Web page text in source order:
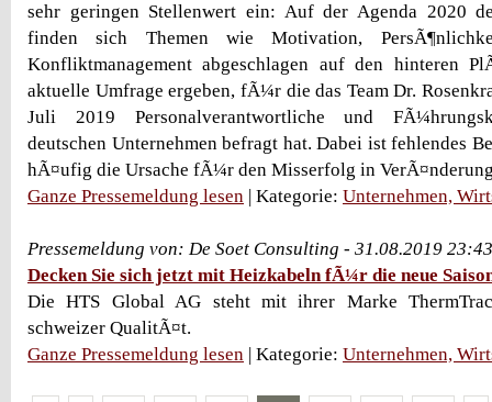
sehr geringen Stellenwert ein: Auf der Agenda 2020
finden sich Themen wie Motivation,
Konfliktmanagement abgeschlagen auf den hinteren
aktuelle Umfrage ergeben, fÃ¼r die das Team Dr.
Juli 2019 Personalverantwortliche und
deutschen Unternehmen befragt hat. Dabei ist fehlendes
hÃ¤ufig die Ursache fÃ¼r den Misserfolg in
Ganze Pressemeldung lesen | Kategorie: Unternehmen,
Pressemeldung von: De Soet Consulting - 31.08.2019
Decken Sie sich jetzt mit Heizkabeln fÃ¼r die neue
Die HTS Global AG steht mit ihrer Marke
schweizer QualitÃ¤t.
Ganze Pressemeldung lesen | Kategorie: Unternehmen,